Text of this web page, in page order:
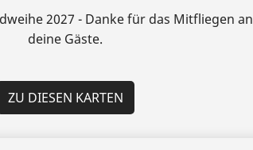
2027 - Danke für das Mitfliegen an
deine Gäste.
ZU DIESEN KARTEN